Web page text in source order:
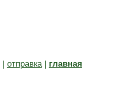
| отправка| главная